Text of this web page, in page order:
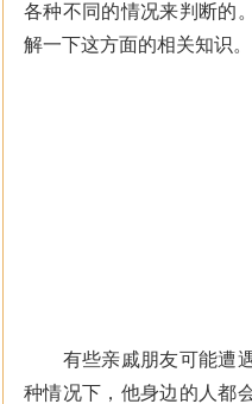
各种不同的情况来判断的
解一下这方面的相关知识。
有些亲戚朋友可能遭遇
种情况下，他身边的人都